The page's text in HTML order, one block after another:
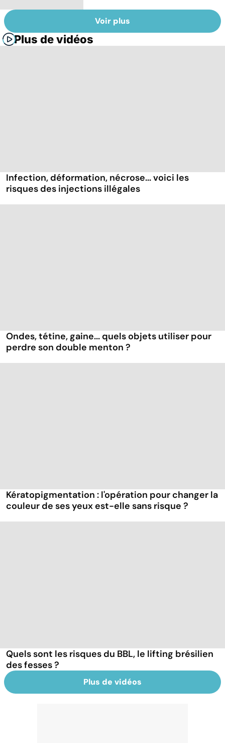
Voir plus
Plus de vidéos
Infection, déformation, nécrose... voici les
risques des injections illégales
Ondes, tétine, gaine... quels objets utiliser pour
perdre son double menton ?
Kératopigmentation : l'opération pour changer la
couleur de ses yeux est-elle sans risque ?
Quels sont les risques du BBL, le lifting brésilien
des fesses ?
Plus de vidéos